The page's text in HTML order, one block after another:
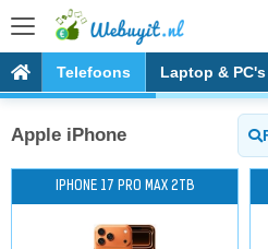
Telefoons Laptop & PC's
Apple iPhone
IPHONE 17 PRO MAX 2TB